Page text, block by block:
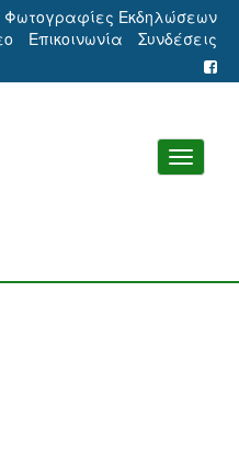
Φωτογραφίες Εκδηλώσεων
Επικοινωνία Συνδέσεις